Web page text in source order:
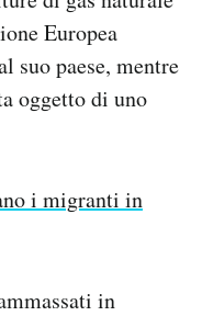
Europea
suo paese, mentre
oggetto di uno
i migranti in
in